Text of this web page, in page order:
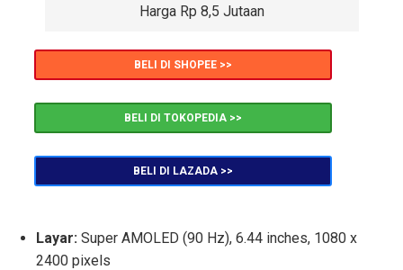
Harga Rp 8,5 Jutaan
BELI DI SHOPEE >>
BELI DI TOKOPEDIA >>
BELI DI LAZADA >>
Layar: Super AMOLED (90 Hz), 6.44 inches, 1080 x
2400 pixels